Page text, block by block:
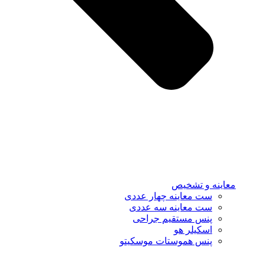
معاینه و تشخیص
ست معاینه چهار عددی
ست معاینه سه عددی
پنس مستقیم جراحی
اسکیلر هو
پنس هموستات موسکیتو